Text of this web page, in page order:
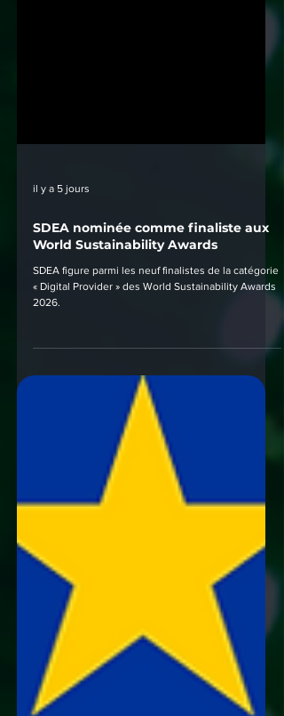
SDEA nominée comme finaliste aux
World Sustainability Awards
SDEA figure parmi les neuf finalistes de la catégorie
« Digital Provider » des World Sustainability Awards